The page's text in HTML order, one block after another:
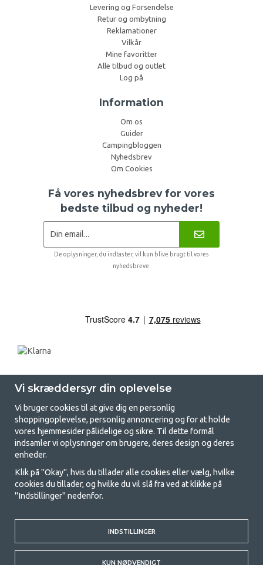
Levering og Forsendelse
Retur og ombytning
Reklamationer
Vilkår
Mine favoritter
Alle tilbud og outlet
Log på
Information
Om os
Guider
Campingbloggen
Nyhedsbrev
Om Cookies
Få vores nyhedsbrev for vores
bedste tilbud og nyheder!
De oplysninger, du indtaster, vil kun blive brugt til vores
nyhedsbreve.
GetCamping.dk - Din butik for
camping og friluftsliv
Camping kan enten være en livsstil eller en måde at samle familien på til
et fælles eventyr. Uanset hvilken kategori du tilhører, finder du alt, du
til at campere, så vi tilbyder rigtig gode priser på familietelte,
campingvogns-telte og alt andet udstyr til camping og friluftsliv. Vores
mål er at tilbyde det bedste campingudstyr med hensyn til kvalitet og
funktionalitet i hver priskategori. Du er velkommen til at kontakte os,
hvis der er noget, du mangler eller vil vide mere om.
Vi skræddersyr din oplevelse
Vi bruger cookies til at give dig en personlig
shoppingoplevelse, personlig annoncering og for at holde
vores hjemmesider pålidelige og sikre. Til dette formål
indsamler vi oplysninger om brugere, deres design og deres
enheder.
Klik på "Okay", hvis du tillader alle cookies eller vælg, hvilke
cookies du tillader, og hvilke du vil slå fra ved at klikke på
"Indstillinger" nedenfor.
INDSTILLINGER
KUN NØDVENDIGT